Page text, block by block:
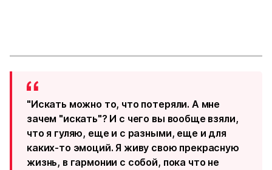
"Искать можно то, что потеряли. А мне
зачем "искать"? И с чего вы вообще взяли,
что я гуляю, еще и с разными, еще и для
каких-то эмоций. Я живу свою прекрасную
жизнь, в гармонии с собой, пока что не